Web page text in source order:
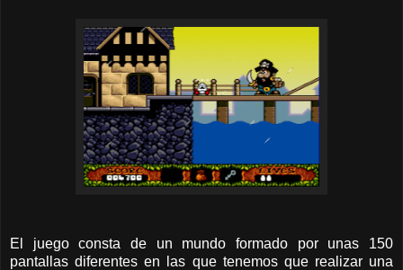
El juego consta de un mundo formado por unas 150
pantallas diferentes en las que tenemos que realizar una